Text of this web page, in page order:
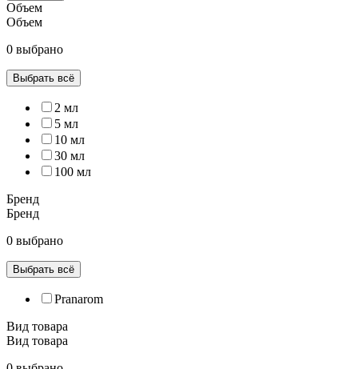
Объем
Объем
0 выбрано
Выбрать всё
2 мл
5 мл
10 мл
30 мл
100 мл
Бренд
Бренд
0 выбрано
Выбрать всё
Pranarom
Вид товара
Вид товара